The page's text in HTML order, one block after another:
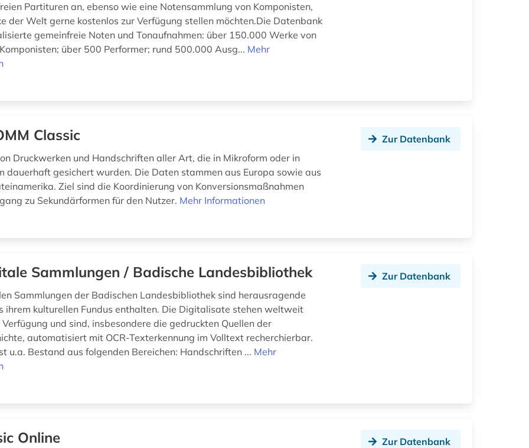
Partituren an, ebenso wie eine Notensammlung von Komponisten,
der Welt gerne kostenlos zur Verfügung stellen möchten.Die Datenbank
gemeinfreie Noten und Tonaufnahmen: über 150.000 Werke von
über 500 Performer; rund 500.000 Ausg... Mehr
Classic
Druckwerken und Handschriften aller Art, die in Mikroform oder in
dauerhaft gesichert wurden. Die Daten stammen aus Europa sowie aus
Ziel sind die Koordinierung von Konversionsmaßnahmen
zu Sekundärformen für den Nutzer. Mehr Informationen
Zur Datenbank
Sammlungen / Badische Landesbibliothek
Sammlungen der Badischen Landesbibliothek sind herausragende
ihrem kulturellen Fundus enthalten. Die Digitalisate stehen weltweit
Verfügung und sind, insbesondere die gedruckten Quellen der
automatisiert mit OCR-Texterkennung im Volltext recherchierbar.
u.a. Bestand aus folgenden Bereichen: Handschriften ... Mehr
Zur Datenbank
Online Zur Datenbank